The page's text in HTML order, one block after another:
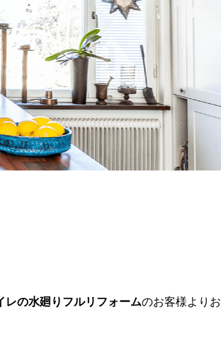
の水廻りフルリフォームのお客様より